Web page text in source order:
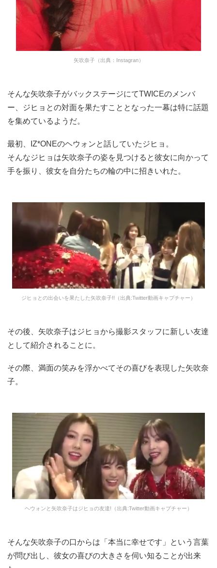
矢吹奈子（出典：Instagran）
そんな矢吹奈子がバックステージにてTWICEのメンバ
ー、ジヒョとの対面を果たすこととなった一幕は特に話題
を集めているようだ。
最初、IZ*ONEのヘウォンと話していたジヒョ。
そんなジヒョは矢吹奈子の姿を見つけると彼女に向かって
手を振り、彼女を自分たちの輪の中に招きいれた。
ジヒョとの出会いを果たした矢吹奈子!!（出典:Twitter動画キャプチャー）
その後、矢吹奈子はジヒョから撮影スタッフに新しい友達
として紹介されることに。
その際、満面の笑みを浮かべてその喜びを表現した矢吹奈
子。
ヘウォンと矢吹奈子はジヒョの友達!（出典:Twitter動画キャプチャー）
そんな矢吹奈子の口からは「本当に幸せです」という言葉
が問び出し、彼女の喜びの大きさを伺い知ることが出来